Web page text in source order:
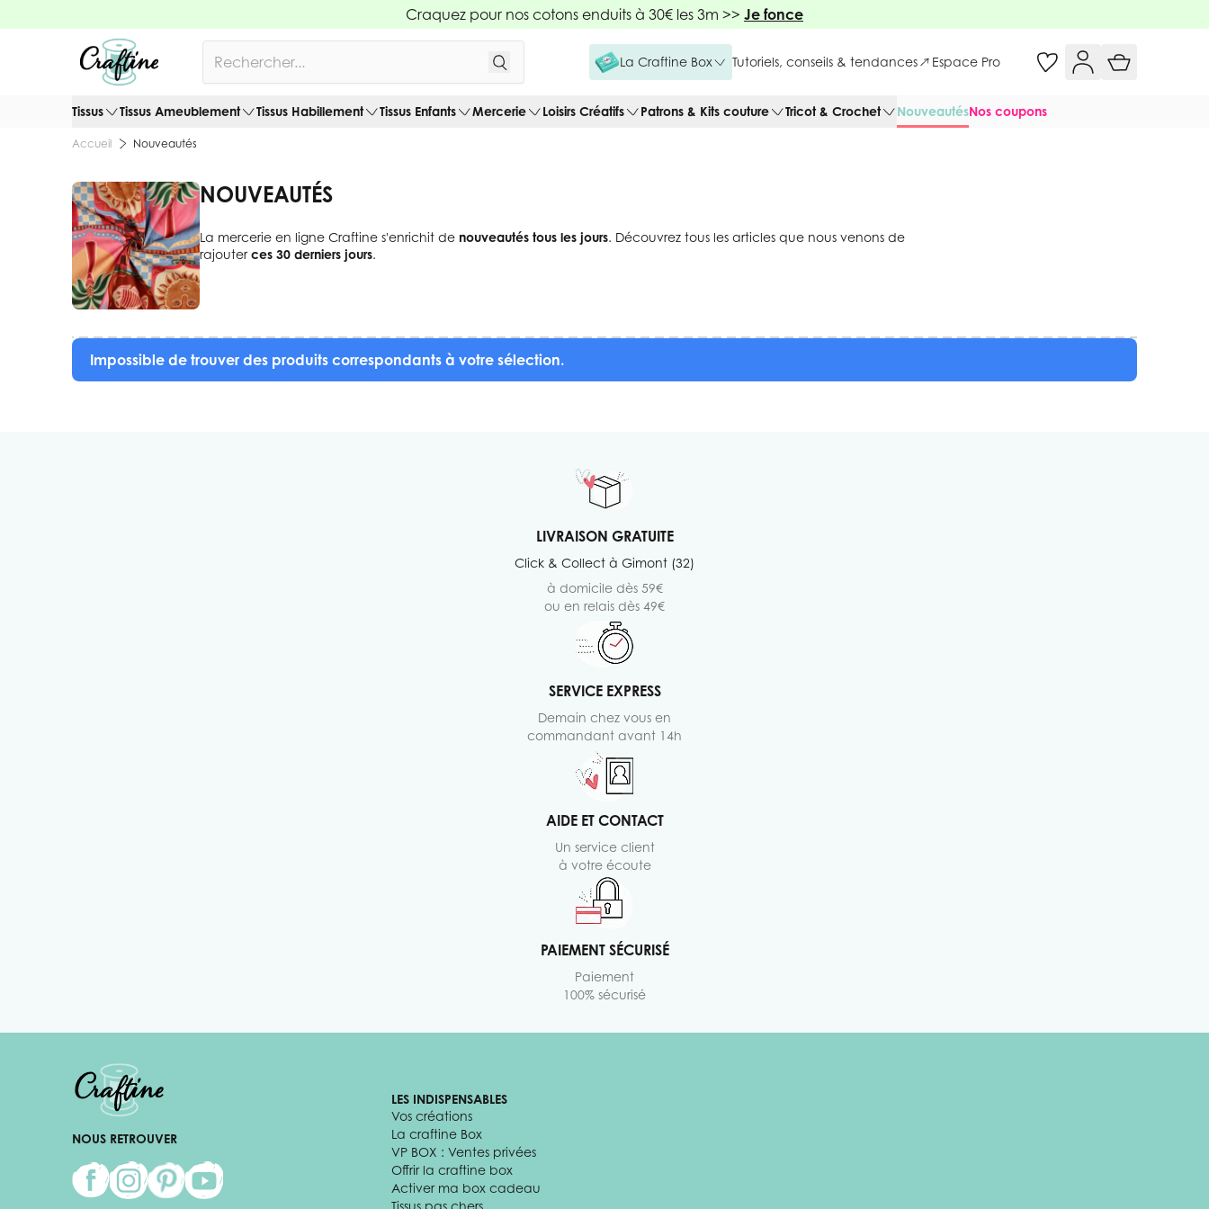
Craquez pour nos cotons enduits à 30€ les 3m >> Je fonce
La Craftine Box Tutoriels, conseils & tendances Espace Pro
Tissus Tissus Ameublement Tissus Habillement Tissus Enfants Mercerie Loisirs Créatifs Patrons & Kits couture Tricot & Crochet NouveautésNos coupons
Accueil Nouveautés
NOUVEAUTÉS
La mercerie en ligne Craftine s'enrichit de nouveautés tous les jours. Découvrez tous les articles que nous venons de
rajouterces 30 derniers jours.
Impossible de trouver des produits correspondants à votre sélection.
LIVRAISON GRATUITE
Click & Collect à Gimont (32)
à domicile dès 59€
ou en relais dès 49€
SERVICE EXPRESS
Demain chez vous en
commandant avant 14h
AIDE ET CONTACT
Un service client
à votre écoute
PAIEMENT SÉCURISÉ
Paiement
100% sécurisé
NOUS RETROUVER
LES INDISPENSABLES
Vos créations
La craftine Box
VP BOX : Ventes privées
Offrir la craftine box
Activer ma box cadeau
Tissus pas chers